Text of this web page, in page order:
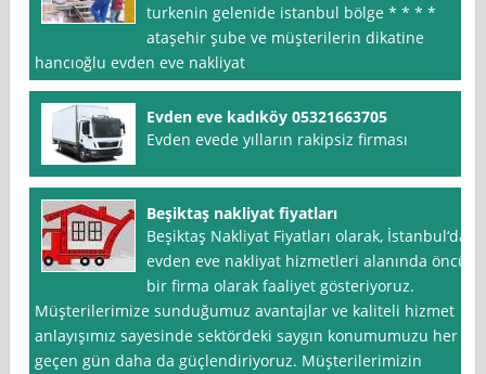
turkenin gelenide istanbul bölge * * * *
ataşehir şube ve müşterilerin dikatine
hancıoğlu evden eve nakliyat
Evden eve kadıköy 05321663705
Evden evede yılların rakipsiz firması
Beşiktaş nakliyat fiyatları
Beşiktaş Nakliyat Fiyatları olarak, İstanbul‘da
evden eve nakliyat hizmetleri alanında öncü
bir firma olarak faaliyet gösteriyoruz.
Müşterilerimize sunduğumuz avantajlar ve kaliteli hizmet
anlayışımız sayesinde sektördeki saygın konumumuzu her
geçen gün daha da güçlendiriyoruz. Müşterilerimizin